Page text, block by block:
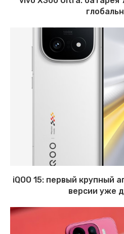
iQOO 15: первый крупный
версии уже